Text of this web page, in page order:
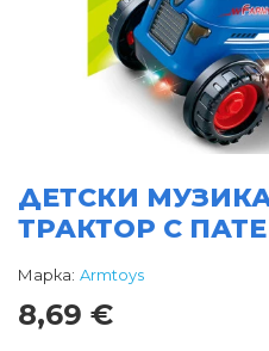
ДЕТСКИ
ТРАКТОР С
Марка: Armtoys
8,69 €